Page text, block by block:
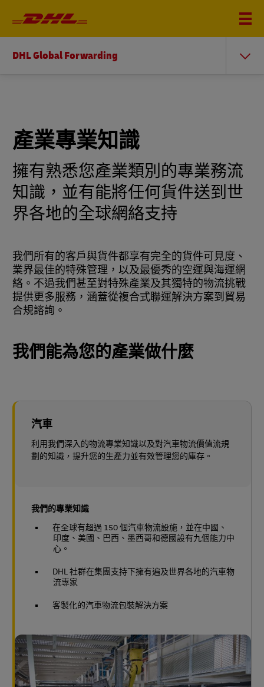
DHL Global Forwarding
產業專業知識
擁有熟悉您產業類別的專業務流
知識，並有能將任何貨件送到世
界各地的全球網絡支持
我們所有的客戶與貨件都享有完全的貨件可見度、
業界最佳的特殊管理，以及最優秀的空運與海運網
絡。不過我們甚至對特殊產業及其獨特的物流挑戰
提供更多服務，涵蓋從複合式聯運解決方案到貿易
合規諮詢。
我們能為您的產業做什麼
汽車
利用我們深入的物流專業知識以及對汽車物流價值流規
劃的知識，提升您的生產力並有效管理您的庫存。
我們的專業知識
在全球有超過 150 個汽車物流設施，並在中國、
印度、美國、巴西、墨西哥和德國設有九個能力中
心。
DHL 社群在集團支持下擁有遍及世界各地的汽車物
流專家
客製化的汽車物流包裝解決方案